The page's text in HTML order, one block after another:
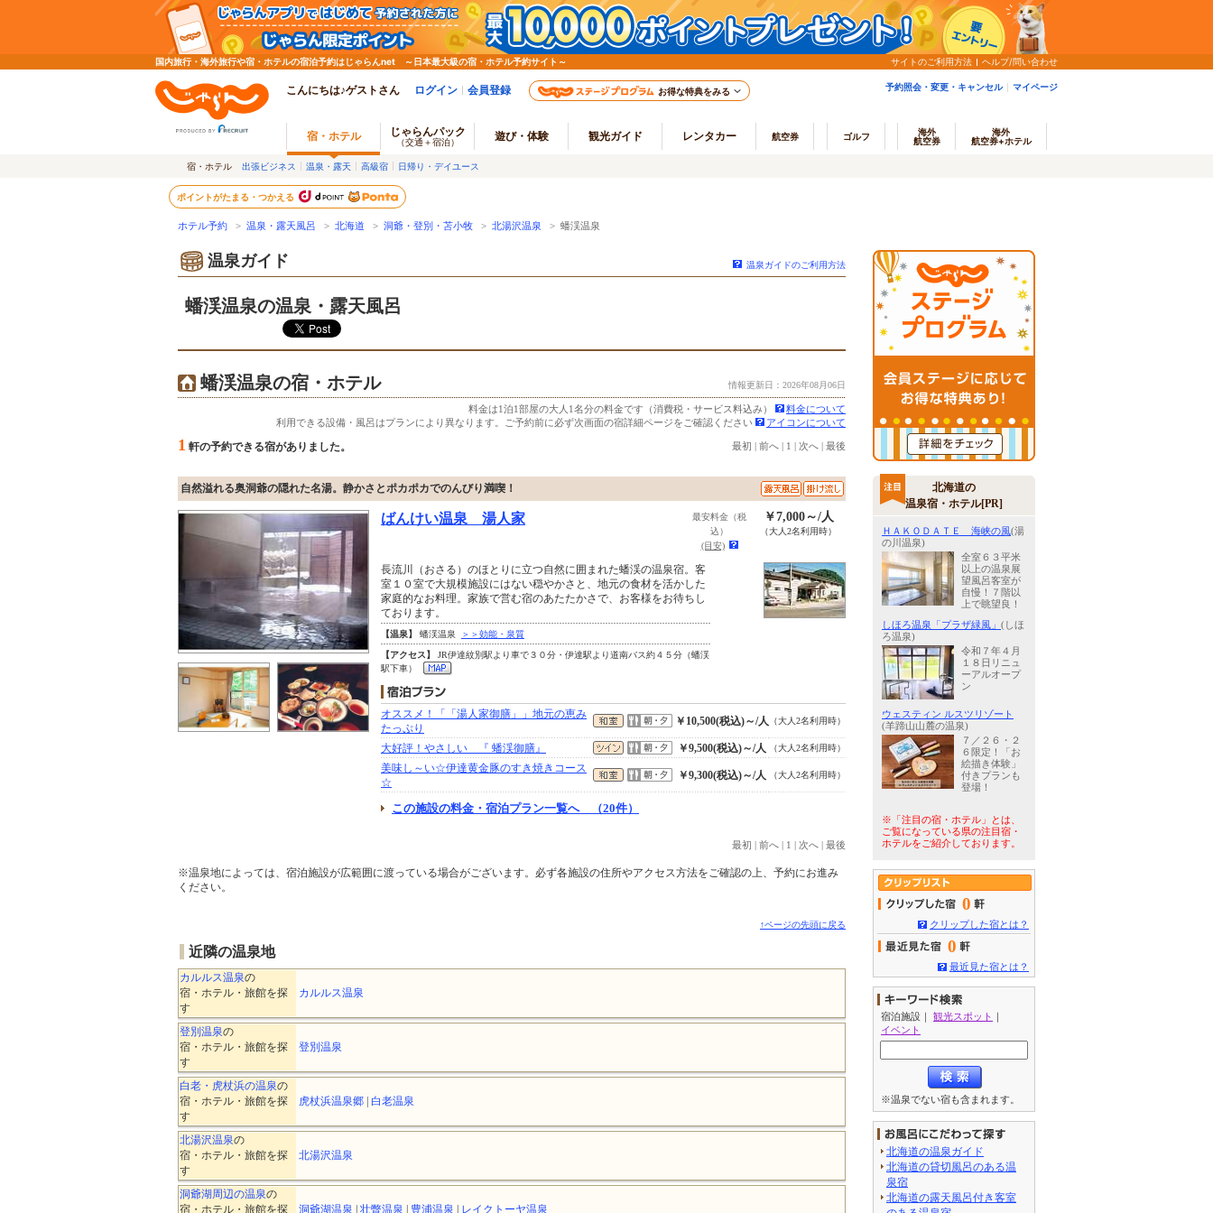
国内旅行・海外旅行や宿・ホテルの宿泊予約はじゃらんnet ～日本最大級の宿・ホテル予約サイト～ サイトのご利用方法 ヘルプ/問い合わせ
こんにちは♪ゲストさん ログイン 会員登録 お得な特典をみる 予約照会・変更・キャンセル マイページ
宿・ホテル じゃらんパック
（交通＋宿泊） 遊び・体験 観光ガイド レンタカー 航空券 ゴルフ
海外
航空券
海外
航空券+ホテル
宿・ホテル 出張ビジネス 温泉・露天 高級宿 日帰り・デイユース
ポイントがたまる・つかえる
ホテル予約 > 温泉・露天風呂 > 北海道 > 洞爺・登別・苫小牧 > 北湯沢温泉 > 蟠渓温泉
温泉ガイド 温泉ガイドのご利用方法
蟠渓温泉の温泉・露天風呂
蟠渓温泉の宿・ホテル 情報更新日：2026年08月06日
料金は1泊1部屋の大人1名分の料金です（消費税・サービス料込み）
料金について
利用できる設備・風呂はプランにより異なります。ご予約前に必ず次画面の宿詳細ページをご確認ください
アイコンについて
1 軒の予約できる宿がありました。 最初 | 前へ | 1 | 次へ | 最後
自然溢れる奥洞爺の隠れた名湯。静かさとポカポカでのんびり満喫！
ばんけい温泉 湯人家
最安料金（税
込）
(目安)
￥7,000～/人
（大人2名利用時）
長流川（おさる）のほとりに立つ自然に囲まれた蟠渓の温泉宿。客
室１０室で大規模施設にはない穏やかさと、地元の食材を活かした
家庭的なお料理。家族で営む宿のあたたかさで、お客様をお待ちし
ております。
【温泉】 蟠渓温泉 ＞＞効能・泉質
【アクセス】
JR伊達紋別駅より車で３０分・伊達駅より道南バス約４５分（蟠渓
駅下車）
オススメ！「「湯人家御膳」」地元の恵み
たっぷり
￥10,500(税込)～/人 （大人2名利用時）
大好評！やさしい 『 蟠渓御膳』 ￥9,500(税込)～/人 （大人2名利用時）
美味し～い☆伊達黄金豚のすき焼きコース
☆
￥9,300(税込)～/人 （大人2名利用時）
この施設の料金・宿泊プラン一覧へ （20件）
最初 | 前へ | 1 | 次へ | 最後
※温泉地によっては、宿泊施設が広範囲に渡っている場合がございます。必ず各施設の住所やアクセス方法をご確認の上、予約にお進み
ください。
↑ページの先頭に戻る
近隣の温泉地
カルルス温泉の
宿・ホテル・旅館を探
す
カルルス温泉
登別温泉の
宿・ホテル・旅館を探
す
登別温泉
白老・虎杖浜の温泉の
宿・ホテル・旅館を探
す
虎杖浜温泉郷 | 白老温泉
北湯沢温泉の
宿・ホテル・旅館を探
す
北湯沢温泉
洞爺湖周辺の温泉の
宿・ホテル・旅館を探
洞爺湖温泉 | 壮瞥温泉 | 豊浦温泉 | レイクトーヤ温泉
北海道の
温泉宿・ホテル[PR]
ＨＡＫＯＤＡＴＥ 海峡の風(湯
の川温泉)
全室６３平米
以上の温泉展
望風呂客室が
自慢！７階以
上で眺望良！
しほろ温泉「プラザ緑風」 (しほ
ろ温泉)
令和７年４月
１８日リニュ
ーアルオープ
ン
ウェスティン ルスツリゾート
(羊蹄山山麓の温泉)
７／２６・２
６限定！「お
絵描き体験」
付きプランも
登場！
※「注目の宿・ホテル」とは、
ご覧になっている県の注目宿・
ホテルをご紹介しております。
0
クリップした宿とは？
0
最近見た宿とは？
宿泊施設 ｜ 観光スポット ｜
イベント
※温泉でない宿も含まれます。
北海道の温泉ガイド
北海道の貸切風呂のある温
泉宿
北海道の露天風呂付き客室